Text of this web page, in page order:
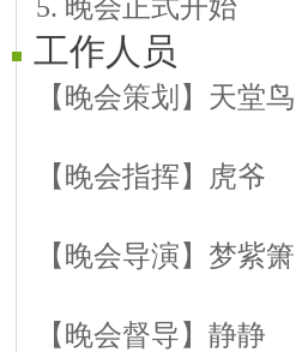
5. 晚会正式开始
工作人员
【晚会策划】天堂鸟
【晚会指挥】虎爷
【晚会导演】梦紫箫
【晚会督导】静静